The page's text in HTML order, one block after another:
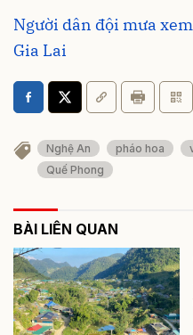
Người dân đội mưa
Gia Lai
Nghệ An pháo hoa
Quế Phong
BÀI LIÊN QUAN